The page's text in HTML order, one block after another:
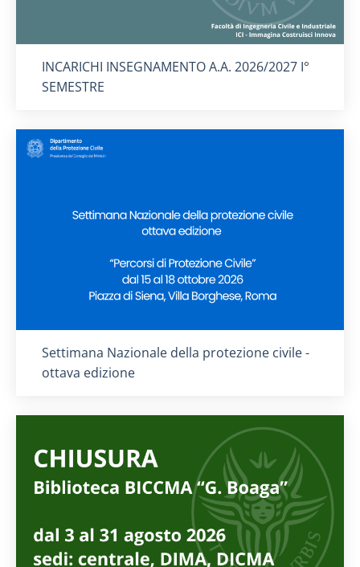
Titolo card:
INCARICHI INSEGNAMENTO A.A. 2026/2027 I°
SEMESTRE
Titolo card:
Settimana Nazionale della protezione civile -
ottava edizione